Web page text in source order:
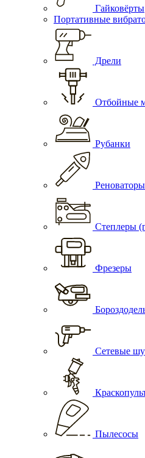
Гайковёрты
Портативные
Дрели
Отбойные
Рубанки
Степлеры
Фрезеры
Сетевые
Пылесосы